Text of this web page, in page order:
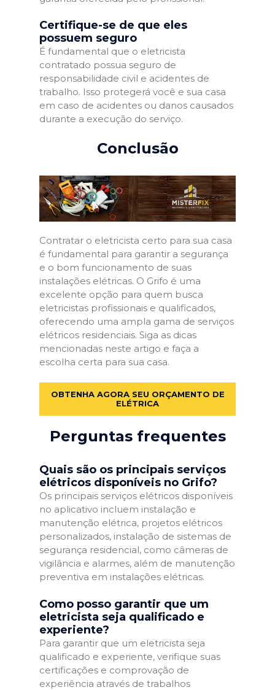
Certifique-se de que eles
possuem seguro
É fundamental que o eletricista
contratado possua seguro de
responsabilidade civil e acidentes de
trabalho. Isso protegerá você e sua casa
em caso de acidentes ou danos causados
durante a execução do serviço.
Conclusão
Contratar o eletricista certo para sua casa
é fundamental para garantir a segurança
e o bom funcionamento de suas
instalações elétricas. O Grifo é uma
excelente opção para quem busca
eletricistas profissionais e qualificados,
oferecendo uma ampla gama de serviços
elétricos residenciais. Siga as dicas
mencionadas neste artigo e faça a
escolha certa para sua casa.
OBTENHA AGORA SEU ORÇAMENTO DE
ELÉTRICA
Perguntas frequentes
Quais são os principais serviços
elétricos disponíveis no Grifo?
Os principais serviços elétricos disponíveis
no aplicativo incluem instalação e
manutenção elétrica, projetos elétricos
personalizados, instalação de sistemas de
segurança residencial, como câmeras de
vigilância e alarmes, além de manutenção
preventiva em instalações elétricas.
Como posso garantir que um
eletricista seja qualificado e
experiente?
Para garantir que um eletricista seja
qualificado e experiente, verifique suas
certificações e comprovação de
experiência através de trabalhos